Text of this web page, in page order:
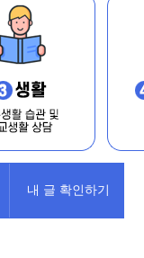
내 글 확인하기